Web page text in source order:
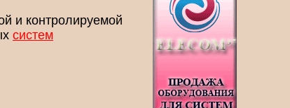
и контролируемой
систем